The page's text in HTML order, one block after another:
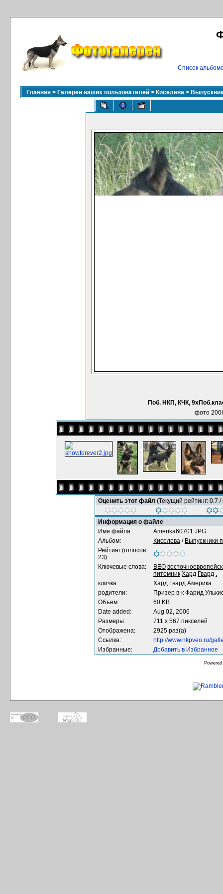
Список
Главная > Галереи наших пользователей > Киселева >
Поб. НКП, КЧК,
фото
Оценить этот файл (Текущий рейтинг: 0.7 /
Информация о файле
Имя файла:
Amerika60701.JPG
Альбом:
Киселева / Выпускники
Рейтинг (голосов:
23):
Ключевые слова:
ВЕО
питомник Хард Гвард .
кличка:
Хард Гвард Америка
родители:
Призер в-к Фарид
Объем:
60 KB
Date added:
Aug 02, 2006
Размеры:
711 x 567 пикселей
Отображена:
2925 раз(а)
Ссылка:
http://www.nkpveo.ru/
Избранные:
Добавить в Избранное